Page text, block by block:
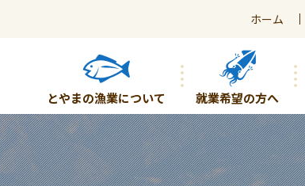
とやまの漁業について 就業希望の方へ
ホーム